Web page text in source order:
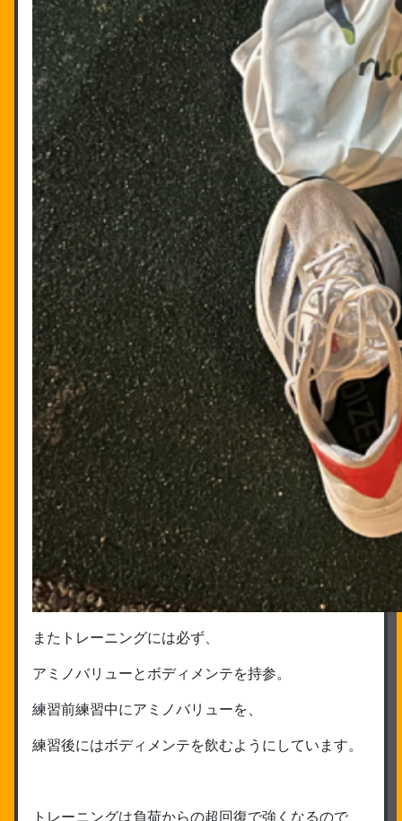
またトレーニングには必ず、
アミノバリューとボディメンテを持参。
練習前練習中にアミノバリューを、
練習後にはボディメンテを飲むようにしています。
トレーニングは負荷からの超回復で強くなるので、